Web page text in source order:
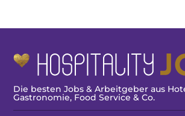
Die besten Jobs & Arbeitgeber aus
Gastronomie, Food Service & Co.